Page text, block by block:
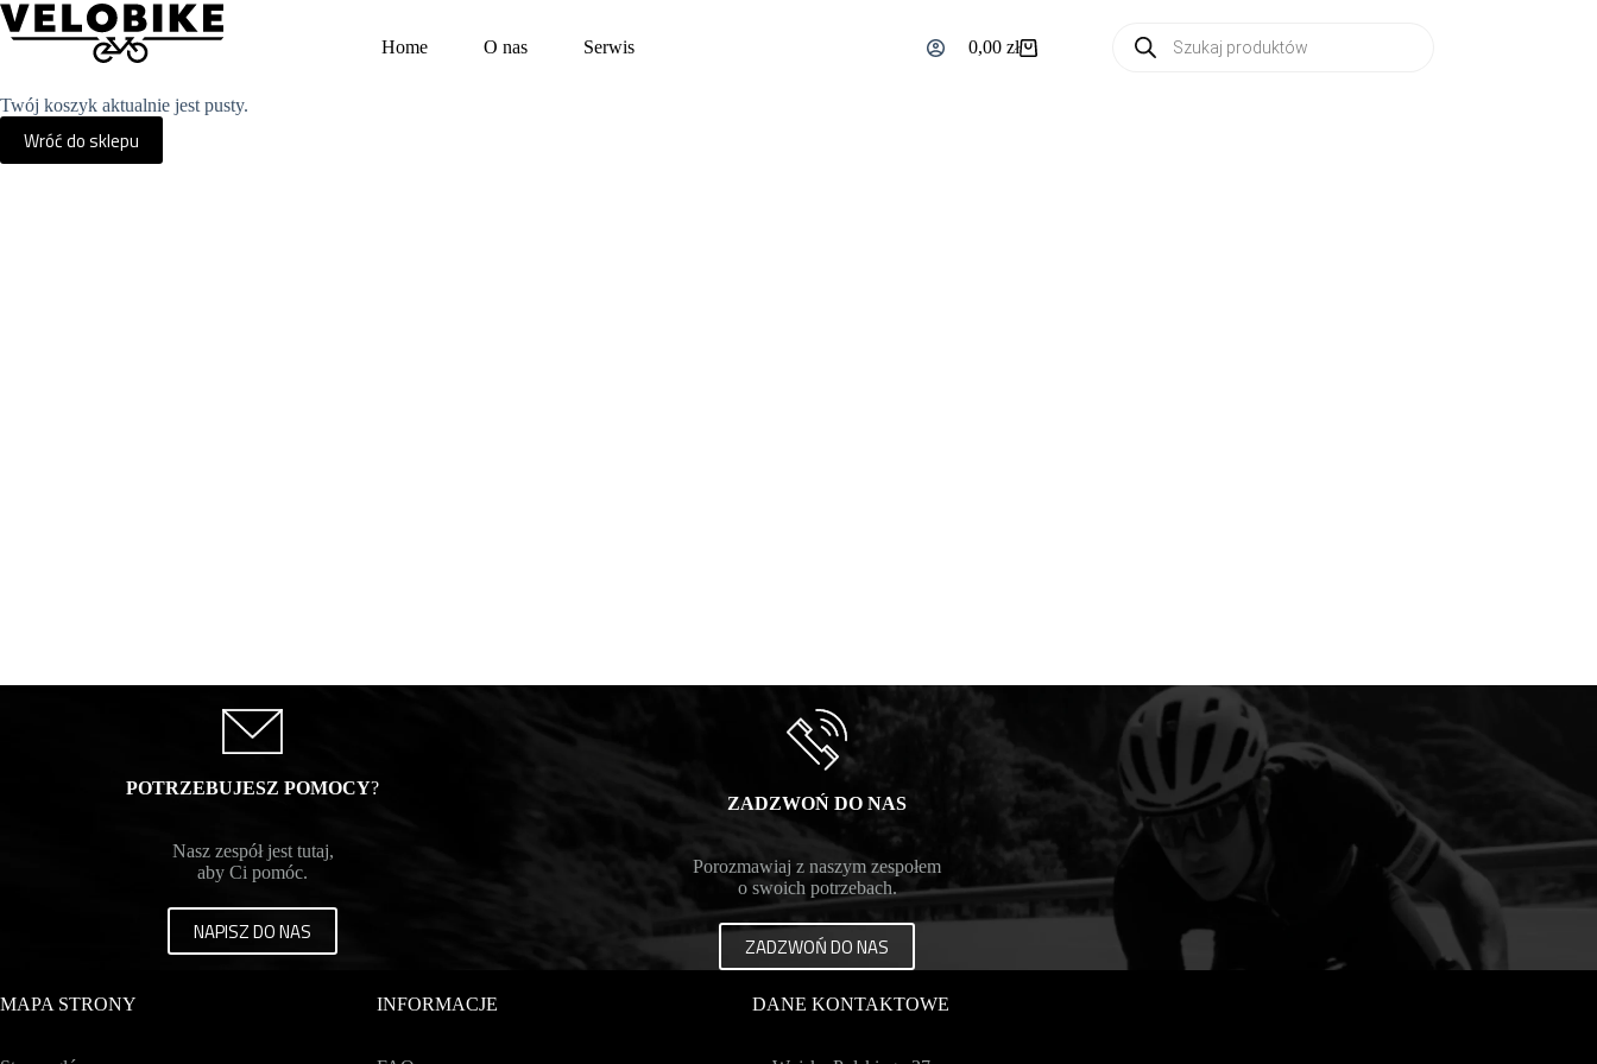
Przejdź
do
Home O nas Serwis Koszyk
0,00 zł
produktów
Twój koszyk aktualnie jest pusty.
Wróć do sklepu
POTRZEBUJESZ POMOCY?
Nasz zespół jest tutaj,
aby Ci pomóc.
NAPISZ DO NAS
ZADZWOŃ DO NAS
Porozmawiaj z naszym zespołem
o swoich potrzebach.
ZADZWOŃ DO NAS
MAPA STRONY INFORMACJE DANE KONTAKTOWE